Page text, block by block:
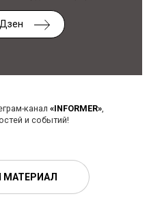
канал «INFORMER»
и событий!